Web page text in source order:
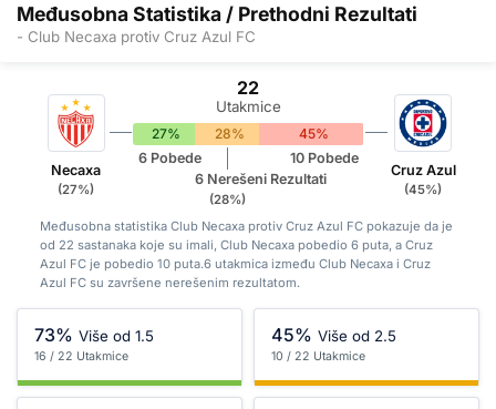
Međusobna Statistika / Prethodni Rezultati
- Club Necaxa protiv Cruz Azul FC
Necaxa
(27%)
22
Utakmice
27% 28%
45%
6 Pobede
6 Nerešeni Rezultati
(28%)
10 Pobede
Cruz Azul
(45%)
Međusobna statistika Club Necaxa protiv Cruz Azul FC pokazuje da je
od 22 sastanaka koje su imali, Club Necaxa pobedio 6 puta, a Cruz
Azul FC je pobedio 10 puta.6 utakmica između Club Necaxa i Cruz
Azul FC su završene nerešenim rezultatom.
73% Više od 1.5
16 / 22 Utakmice
45% Više od 2.5
10 / 22 Utakmice